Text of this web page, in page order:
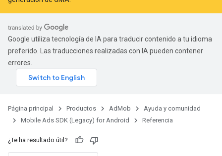
Google utiliza tecnología de IA para traducir contenido a tu idioma
preferido. Las traducciones realizadas con IA pueden contener
errores.
Página principal Productos AdMob
Ayuda y comunidad
Mobile Ads SDK (Legacy) for Android
Referencia
¿Te ha resultado útil?